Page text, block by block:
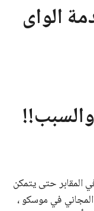
الواى
والسبب!!
المقابر حتى يتمكن
المجاني في موسكو ،